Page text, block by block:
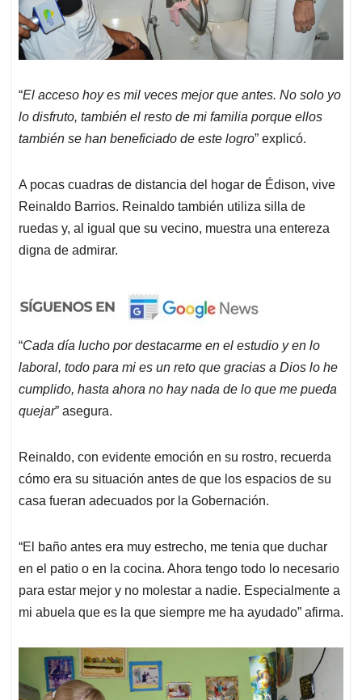
“El acceso hoy es mil veces mejor que antes. No solo yo
lo disfruto, también el resto de mi familia porque ellos
también se han beneficiado de este logro” explicó.
A pocas cuadras de distancia del hogar de Édison, vive
Reinaldo Barrios. Reinaldo también utiliza silla de
ruedas y, al igual que su vecino, muestra una entereza
digna de admirar.
“Cada día lucho por destacarme en el estudio y en lo
laboral, todo para mi es un reto que gracias a Dios lo he
cumplido, hasta ahora no hay nada de lo que me pueda
quejar” asegura.
Reinaldo, con evidente emoción en su rostro, recuerda
cómo era su situación antes de que los espacios de su
casa fueran adecuados por la Gobernación.
“El baño antes era muy estrecho, me tenia que duchar
en el patio o en la cocina. Ahora tengo todo lo necesario
para estar mejor y no molestar a nadie. Especialmente a
mi abuela que es la que siempre me ha ayudado” afirma.